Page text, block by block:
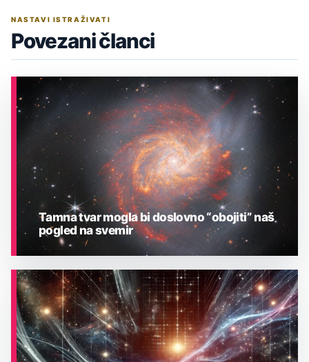
NASTAVI ISTRAŽIVATI
Povezani članci
ASTRONOMIJA
Tamna tvar mogla bi doslovno “obojiti” naš
pogled na svemir